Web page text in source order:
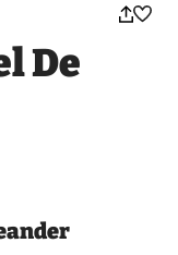
De